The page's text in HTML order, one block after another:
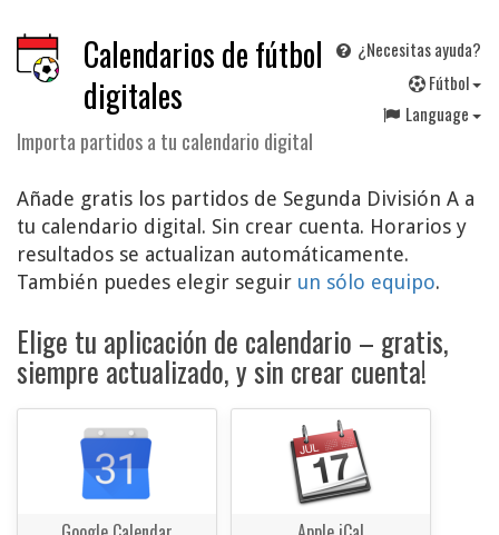
Calendarios de fútbol
digitales
Importa partidos a tu calendario digital
¿Necesitas ayuda?
Fútbol
Language
Añade gratis los partidos de Segunda División A a
tu calendario digital. Sin crear cuenta. Horarios y
resultados se actualizan automáticamente.
También puedes elegir seguir un sólo equipo.
Elige tu aplicación de calendario – gratis,
siempre actualizado, y sin crear cuenta!